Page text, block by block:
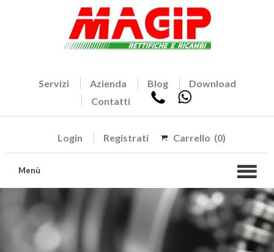
Servizi Azienda Blog
Download
Contatti
Login Registrati Carrello (0)
Menù